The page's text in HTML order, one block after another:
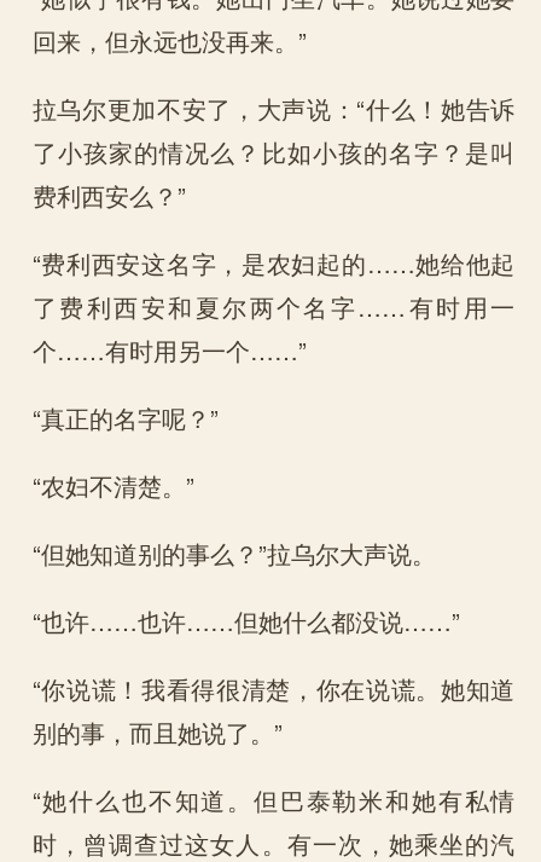
回来，但永远也没再来。”
拉乌尔更加不安了，大声说：“什么！她告诉
了小孩家的情况么？比如小孩的名字？是叫
费利西安么？”
“费利西安这名字，是农妇起的……她给他起
了费利西安和夏尔两个名字……有时用一
个……有时用另一个……”
“真正的名字呢？”
“农妇不清楚。”
“但她知道别的事么？”拉乌尔大声说。
“也许……也许……但她什么都没说……”
“你说谎！我看得很清楚，你在说谎。她知道
别的事，而且她说了。”
“她什么也不知道。但巴泰勒米和她有私情
时，曾调查过这女人。有一次，她乘坐的汽